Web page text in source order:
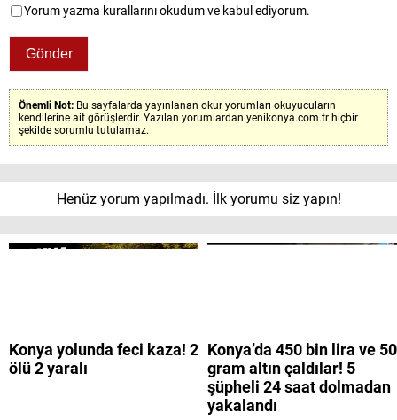
Yorum yazma kurallarını okudum ve kabul ediyorum.
Önemli Not: Bu sayfalarda yayınlanan okur yorumları okuyucuların
kendilerine ait görüşlerdir. Yazılan yorumlardan yenikonya.com.tr hiçbir
şekilde sorumlu tutulamaz.
Henüz yorum yapılmadı. İlk yorumu siz yapın!
Konya yolunda feci kaza! 2
ölü 2 yaralı
Konya’da 450 bin lira ve 50
gram altın çaldılar! 5
şüpheli 24 saat dolmadan
yakalandı